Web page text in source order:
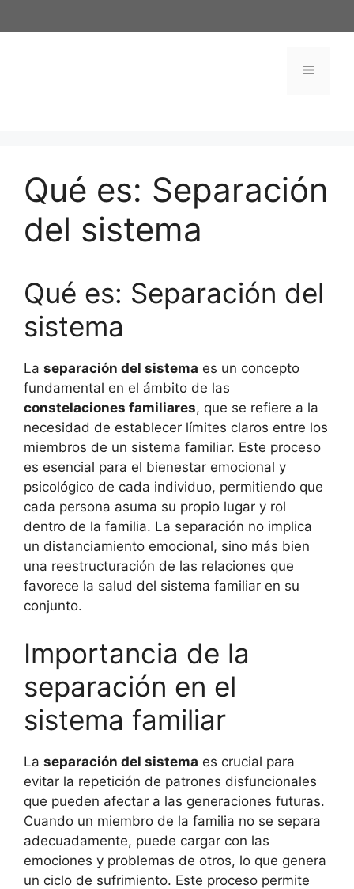
al
Menú
Qué es: Separación
del sistema
Qué es: Separación del
sistema
La separación del sistema es un concepto
fundamental en el ámbito de las
constelaciones familiares, que se refiere a la
necesidad de establecer límites claros entre los
miembros de un sistema familiar. Este proceso
es esencial para el bienestar emocional y
psicológico de cada individuo, permitiendo que
cada persona asuma su propio lugar y rol
dentro de la familia. La separación no implica
un distanciamiento emocional, sino más bien
una reestructuración de las relaciones que
favorece la salud del sistema familiar en su
conjunto.
Importancia de la
separación en el
sistema familiar
La separación del sistema es crucial para
evitar la repetición de patrones disfuncionales
que pueden afectar a las generaciones futuras.
Cuando un miembro de la familia no se separa
adecuadamente, puede cargar con las
emociones y problemas de otros, lo que genera
un ciclo de sufrimiento. Este proceso permite